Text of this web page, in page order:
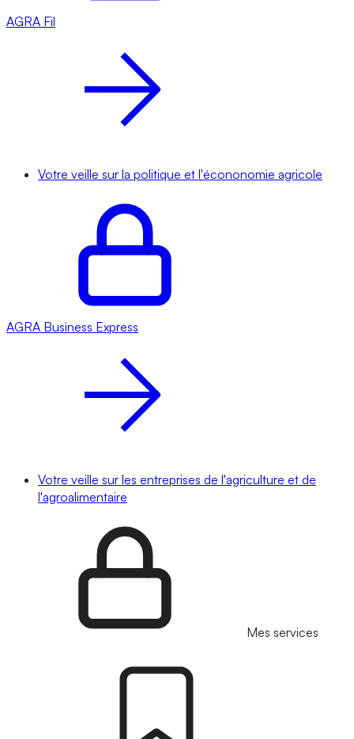
AGRA Fil
Votre veille sur la politique et l'écononomie agricole
AGRA Business Express
Votre veille sur les entreprises de l'agriculture et de
l'agroalimentaire
Mes services